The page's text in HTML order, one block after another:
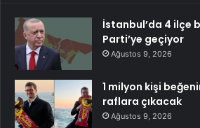
İstanbul’da 4 ilçe
Parti’ye geçiyor
Ağustos 9, 2026
1 milyon kişi
raflara çıkacak
Ağustos 9, 2026